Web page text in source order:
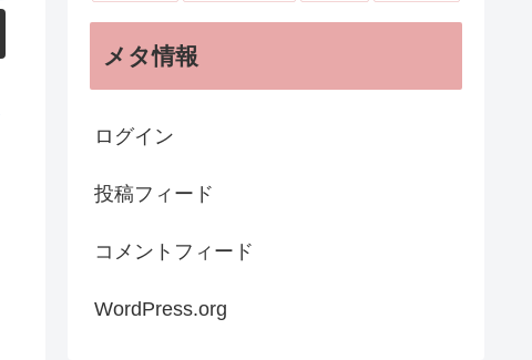
メタ情報
ログイン
投稿フィード
コメントフィード
WordPress.org